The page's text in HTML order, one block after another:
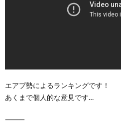
エアプ勢によるランキングです！
あくまで個人的な意見です…
⸻